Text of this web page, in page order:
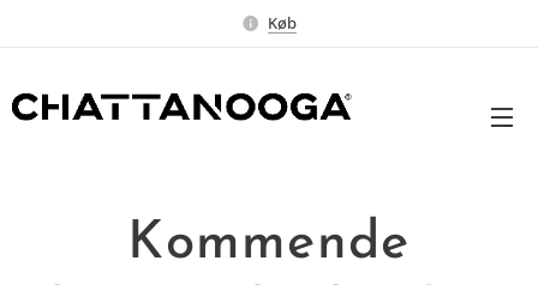
Køb
Kommende